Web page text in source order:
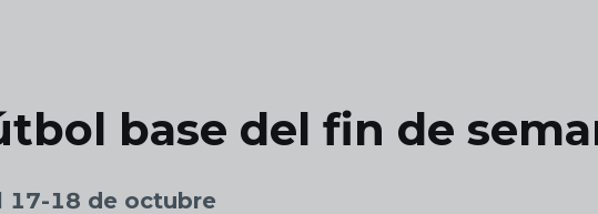
base del fin de
17-18 de octubre